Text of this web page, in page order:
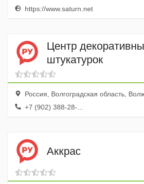
https://www.saturn.net
Центр
штукатурок
Россия, Волгоградская область, Волжский,
+7 (902) 388-28-...
Аккрас